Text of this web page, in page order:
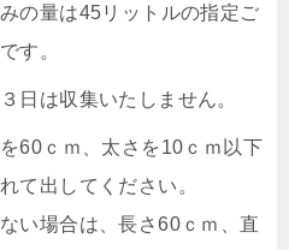
の量は45リットルの指定ご
す。
日は収集いたしません。
60ｃｍ、太さを10ｃｍ以下
て出してください。
い場合は、長さ60ｃｍ、直